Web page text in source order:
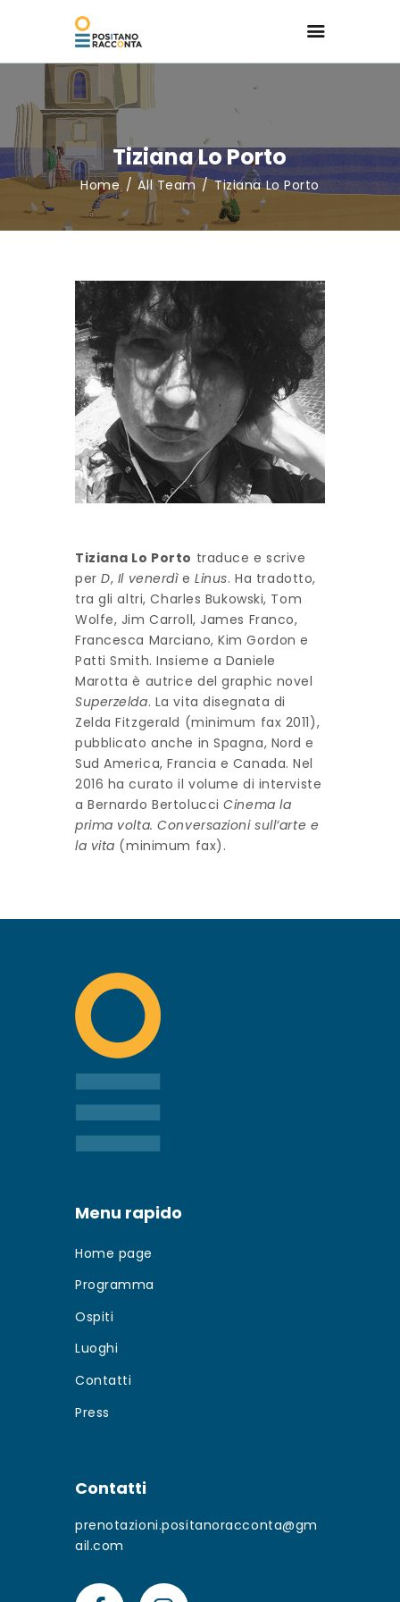
Tiziana Lo Porto
Home All Team Tiziana Lo Porto
Home page
Programma
Contatti
Tiziana Lo Porto traduce e scrive
perD, Il venerdìeLinus. Ha tradotto,
tra gli altri, Charles Bukowski, Tom
Wolfe, Jim Carroll, James Franco,
Francesca Marciano, Kim Gordon e
Patti Smith. Insieme a Daniele
Marotta è autrice del graphic novel
Superzelda. La vita disegnata di
Zelda Fitzgerald (minimum fax 2011),
pubblicato anche in Spagna, Nord e
Sud America, Francia e Canada. Nel
2016 ha curato il volume di interviste
a Bernardo BertolucciCinema la
prima volta. Conversazioni sull’arte e
la vita (minimum fax).
Menu rapido
Home page
Programma
Ospiti
Luoghi
Contatti
Press
Contatti
prenotazioni.positanoracconta@gm
ail.com